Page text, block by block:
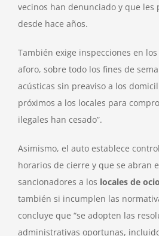
vecinos han denunciado y que les
desde hace años.
También exige inspecciones en
aforo, sobre todo los fines de
acústicas sin preaviso a los
próximos a los locales para
ilegales han cesado”.
Asimismo, el auto establece
horarios de cierre y que se abran
sancionadores a los locales de ocio
también si incumplen las
concluye que “se adopten las
administrativas oportunas,